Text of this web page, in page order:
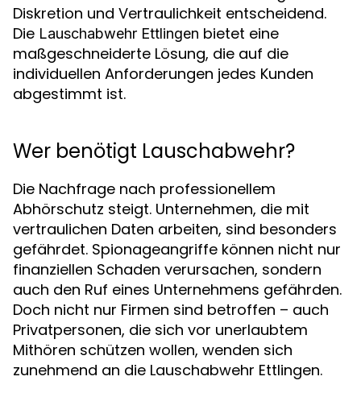
Diskretion und Vertraulichkeit entscheidend.
Die Lauschabwehr Ettlingen bietet eine
maßgeschneiderte Lösung, die auf die
individuellen Anforderungen jedes Kunden
abgestimmt ist.
Wer benötigt Lauschabwehr?
Die Nachfrage nach professionellem
Abhörschutz steigt. Unternehmen, die mit
vertraulichen Daten arbeiten, sind besonders
gefährdet. Spionageangriffe können nicht nur
finanziellen Schaden verursachen, sondern
auch den Ruf eines Unternehmens gefährden.
Doch nicht nur Firmen sind betroffen – auch
Privatpersonen, die sich vor unerlaubtem
Mithören schützen wollen, wenden sich
zunehmend an die Lauschabwehr Ettlingen.